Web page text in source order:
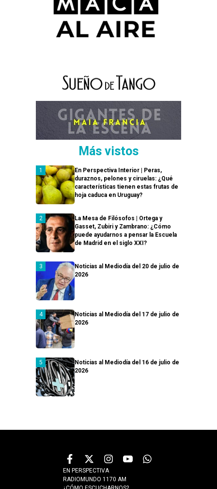
Más vistos
En Perspectiva Interior | Peras,
duraznos, pelones y ciruelas: ¿Qué
características tienen estas frutas de
hoja caduca en Uruguay?
La Mesa de Filósofos | Ortega y
Gasset, Zubiri y Zambrano: ¿Cómo
puede ayudarnos a pensar la Escuela
de Madrid en el siglo XXI?
Noticias al Mediodía del 20 de julio de
2026
Noticias al Mediodía del 17 de julio de
2026
Noticias al Mediodía del 16 de julio de
2026
EN PERSPECTIVA
RADIOMUNDO 1170 AM